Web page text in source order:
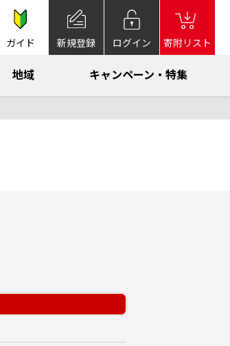
ガイド 新規登録 ログイン 寄附リスト
地域 キャンペーン・特集